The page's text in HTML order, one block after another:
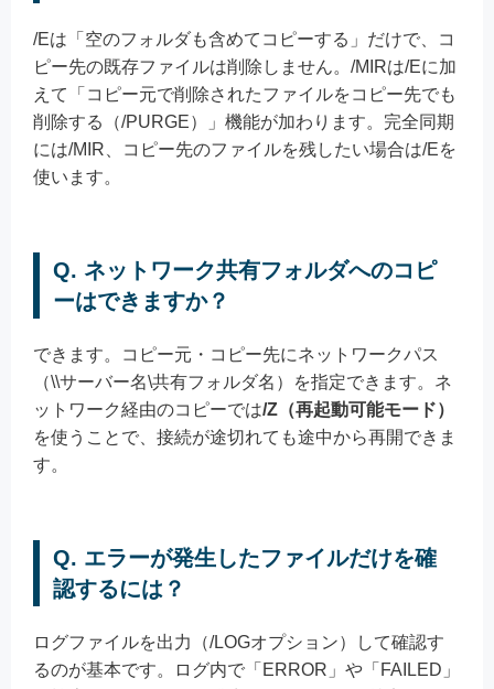
/Eは「空のフォルダも含めてコピーする」だけで、コ
ピー先の既存ファイルは削除しません。/MIRは/Eに加
えて「コピー元で削除されたファイルをコピー先でも
削除する（/PURGE）」機能が加わります。完全同期
には/MIR、コピー先のファイルを残したい場合は/Eを
使います。
Q. ネットワーク共有フォルダへのコピ
ーはできますか？
できます。コピー元・コピー先にネットワークパス
（\\サーバー名\共有フォルダ名）を指定できます。ネ
ットワーク経由のコピーでは/Z（再起動可能モード）
を使うことで、接続が途切れても途中から再開できま
す。
Q. エラーが発生したファイルだけを確
認するには？
ログファイルを出力（/LOGオプション）して確認す
るのが基本です。ログ内で「ERROR」や「FAILED」